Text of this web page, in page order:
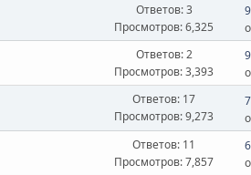
Ответов: 3
Просмотров: 6,325
Ответов: 2
Просмотров: 3,393
Ответов: 17
Просмотров: 9,273
Ответов: 11
Просмотров: 7,857